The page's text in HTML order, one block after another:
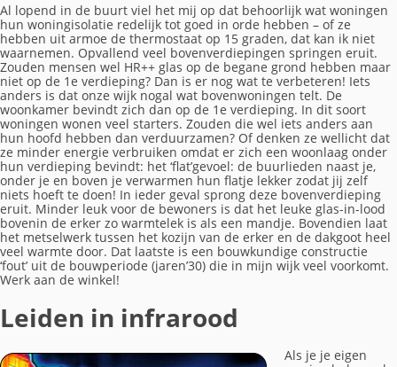
Al lopend in de buurt viel het mij op dat behoorlijk wat woningen
hun woningisolatie redelijk tot goed in orde hebben – of ze
hebben uit armoe de thermostaat op 15 graden, dat kan ik niet
waarnemen. Opvallend veel bovenverdiepingen springen eruit.
Zouden mensen wel HR++ glas op de begane grond hebben maar
niet op de 1e verdieping? Dan is er nog wat te verbeteren! Iets
anders is dat onze wijk nogal wat bovenwoningen telt. De
woonkamer bevindt zich dan op de 1e verdieping. In dit soort
woningen wonen veel starters. Zouden die wel iets anders aan
hun hoofd hebben dan verduurzamen? Of denken ze wellicht dat
ze minder energie verbruiken omdat er zich een woonlaag onder
hun verdieping bevindt: het ‘flat’gevoel: de buurlieden naast je,
onder je en boven je verwarmen hun flatje lekker zodat jij zelf
niets hoeft te doen! In ieder geval sprong deze bovenverdieping
eruit. Minder leuk voor de bewoners is dat het leuke glas-in-lood
bovenin de erker zo warmtelek is als een mandje. Bovendien laat
het metselwerk tussen het kozijn van de erker en de dakgoot heel
veel warmte door. Dat laatste is een bouwkundige constructie
‘fout’ uit de bouwperiode (jaren’30) die in mijn wijk veel voorkomt.
Werk aan de winkel!
Leiden in infrarood
Als je je eigen